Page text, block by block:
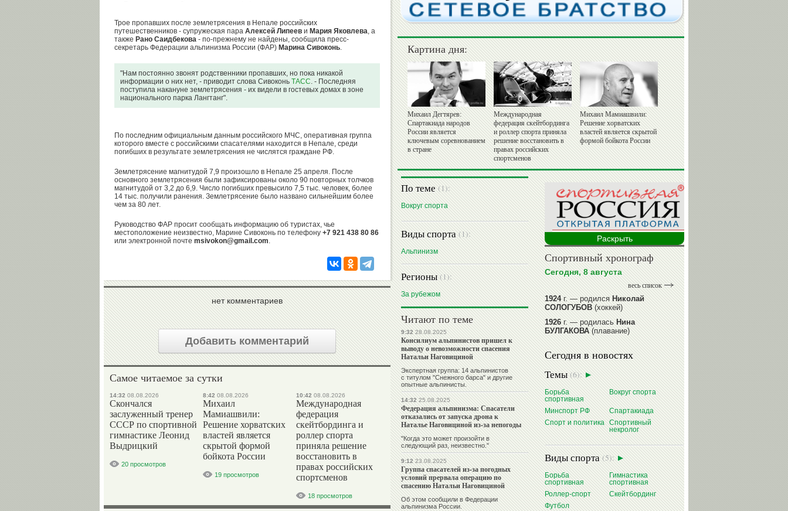
Трое пропавших после землетрясения в Непале российских
путешественников - супружеская пара Алексей Липеев и Мария Яковлева, а
также Рано Саидбекова - по-прежнему не найдены, сообщила пресс-
секретарь Федерации альпинизма России (ФАР) Марина Сивоконь.
"Нам постоянно звонят родственники пропавших, но пока никакой
информации о них нет, - приводит слова Сивоконь ТАСС. - Последняя
поступила накануне землетрясения - их видели в гостевых домах в зоне
национального парка Лангтанг".
По последним официальным данным российского МЧС, оперативная группа
которого вместе с российскими спасателями находится в Непале, среди
погибших в результате землетрясения не числятся граждане РФ.
Землетрясение магнитудой 7,9 произошло в Непале 25 апреля. После
основного землетрясения были зафиксированы около 90 повторных толчков
магнитудой от 3,2 до 6,9. Число погибших превысило 7,5 тыс. человек, более
14 тыс. получили ранения. Землетрясение было названо сильнейшим более
чем за 80 лет.
Руководство ФАР просит сообщать информацию об туристах, чье
местоположение неизвестно, Марине Сивоконь по телефону +7 921 438 80 86
или электронной почте msivokon@gmail.com.
нет комментариев
Добавить комментарий
Самое читаемое за сутки
14:32 08.08.2026
Скончался
заслуженный тренер
СССР по спортивной
гимнастике Леонид
Выдрицкий
20 просмотров
8:42 08.08.2026
Михаил
Мамиашвили:
Решение хорватских
властей является
скрытой формой
бойкота России
19 просмотров
10:42 08.08.2026
Международная
федерация
скейтбординга и
роллер спорта
приняла решение
восстановить в
правах российских
спортсменов
18 просмотров
Картина дня:
Михаил Дегтярев:
Спартакиада народов
России является
ключевым соревнованием
в стране
Международная
федерация скейтбординга
и роллер спорта приняла
решение восстановить в
правах российских
спортсменов
Михаил Мамиашвили:
Решение хорватских
властей является скрытой
формой бойкота России
По теме(1):
Вокруг спорта
Виды спорта(1):
Альпинизм
Регионы(1):
За рубежом
Читают по теме
9:3228.08.2025
Консилиум альпинистов пришел к
выводу о невозможности спасения
Натальи Наговициной
Экспертная группа: 14 альпинистов
с титулом "Снежного барса" и другие
опытные альпинисты.
14:3225.08.2025
Федерация альпинизма: Спасатели
отказались от запуска дрона к
Наталье Наговициной из-за непогоды
"Когда это может произойти в
следующий раз, неизвестно."
9:1223.08.2025
Группа спасателей из-за погодных
условий прервала операцию по
спасению Натальи Наговициной
Об этом сообщили в Федерации
альпинизма России.
Раскрыть
Спортивный хронограф
Сегодня, 8 августа
весь список
1924г. — родилсяНиколай
СОЛОГУБОВ(хоккей)
1926г. — родиласьНина
БУЛГАКОВА(плавание)
1941г. — родиласьРавиля
ПРОКОПЕНКО (САЛИМОВА)
(баскетбол)
1964г. — родилсяНиколай
ЖУРАВСКИЙ(гребля на байдарках
и каноэ)
1964г. — родилсяЮрий ХМЫЛЕВ
(хоккей)
читать далее
Сегодня в новостях
Темы(6):
Борьба
спортивная
Вокруг спорта
Минспорт РФ
Спартакиада
Спорт и политика Спортивный
некролог
Виды спорта(5):
Борьба
спортивная
Гимнастика
спортивная
Роллер-спорт
Скейтбординг
Футбол